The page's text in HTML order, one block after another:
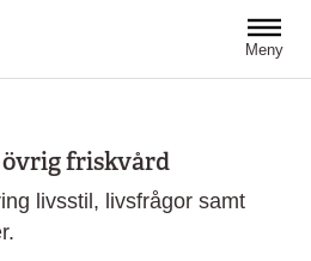
Meny
friskvård
livsstil, livsfrågor samt